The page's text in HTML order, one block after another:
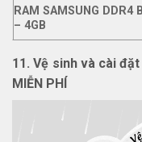
RAM SAMSUNG DDR4
– 4GB
11. Vệ sinh và cài
MIỄN PHÍ